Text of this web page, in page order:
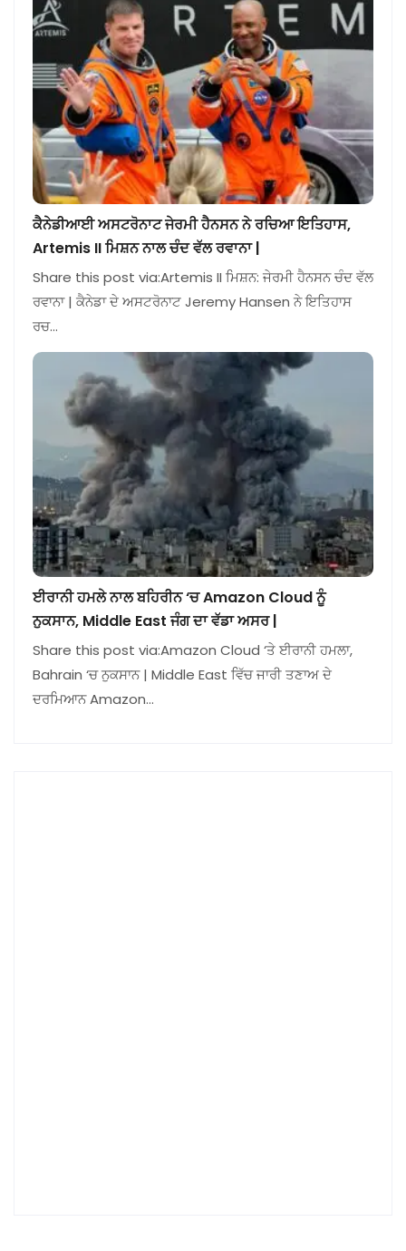
ਕੈਨੇਡੀਆਈ ਅਸਟਰੋਨਾਟ ਜੇਰਮੀ ਹੈਨਸਨ ਨੇ ਰਚਿਆ ਇਤਿਹਾਸ,
Artemis II ਮਿਸ਼ਨ ਨਾਲ ਚੰਦ ਵੱਲ ਰਵਾਨਾ |
Share this post via:Artemis II ਮਿਸ਼ਨ: ਜੇਰਮੀ ਹੈਨਸਨ ਚੰਦ ਵੱਲ
ਰਵਾਨਾ | ਕੈਨੇਡਾ ਦੇ ਅਸਟਰੋਨਾਟ Jeremy Hansen ਨੇ ਇਤਿਹਾਸ
ਰਚ…
ਈਰਾਨੀ ਹਮਲੇ ਨਾਲ ਬਹਿਰੀਨ ‘ਚ Amazon Cloud ਨੂੰ
ਨੁਕਸਾਨ, Middle East ਜੰਗ ਦਾ ਵੱਡਾ ਅਸਰ |
Share this post via:Amazon Cloud ‘ਤੇ ਈਰਾਨੀ ਹਮਲਾ,
Bahrain ‘ਚ ਨੁਕਸਾਨ | Middle East ਵਿੱਚ ਜਾਰੀ ਤਣਾਅ ਦੇ
ਦਰਮਿਆਨ Amazon…